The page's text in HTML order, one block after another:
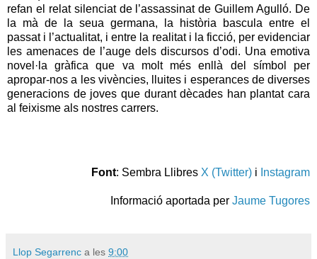
refan el relat silenciat de l’assassinat de Guillem Agulló. De
la mà de la seua germana, la història bascula entre el
passat i l’actualitat, i entre la realitat i la ficció, per evidenciar
les amenaces de l’auge dels discursos d’odi. Una emotiva
novel·la gràfica que va molt més enllà del símbol per
apropar-nos a les vivències, lluites i esperances de diverses
generacions de joves que durant dècades han plantat cara
al feixisme als nostres carrers.
Font: Sembra Llibres X (Twitter) i Instagram
Informació aportada per Jaume Tugores
Llop Segarrenc a les 9:00